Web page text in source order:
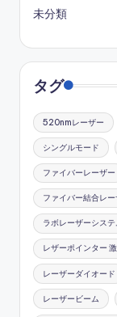
未分類
タグ
520nmレーザー
シングルモード
ファイバーレーザー
ファイバー結合レー
ラボレーザーシステ
レザーポインター
レーザーダイオード
レーザービーム